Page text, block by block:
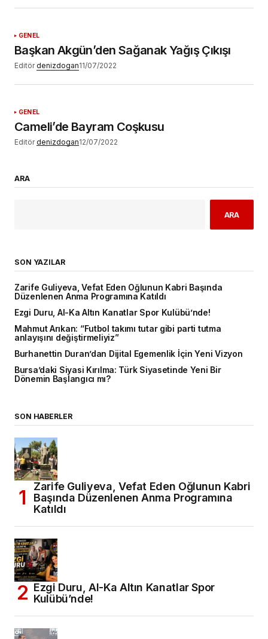
GENEL
Başkan Akgün’den Sağanak Yağış Çıkışı
Editör denizdogan11/07/2022
GENEL
Cameli’de Bayram Coşkusu
Editör denizdogan12/07/2022
ARA
ARA
SON YAZILAR
Zarife Guliyeva, Vefat Eden Oğlunun Kabri Başında
Düzenlenen Anma Programına Katıldı
Ezgi Duru, Al-Ka Altın Kanatlar Spor Kulübü’nde!
Mahmut Arıkan: “Futbol takımı tutar gibi parti tutma
anlayışını değiştirmeliyiz”
Burhanettin Duran’dan Dijital Egemenlik İçin Yeni Vizyon
Bursa’daki Siyasi Kırılma: Türk Siyasetinde Yeni Bir
Dönemin Başlangıcı mı?
SON HABERLER
Zarife Guliyeva, Vefat Eden Oğlunun Kabri
Başında Düzenlenen Anma Programına
Katıldı
Ezgi Duru, Al-Ka Altın Kanatlar Spor
Kulübü’nde!